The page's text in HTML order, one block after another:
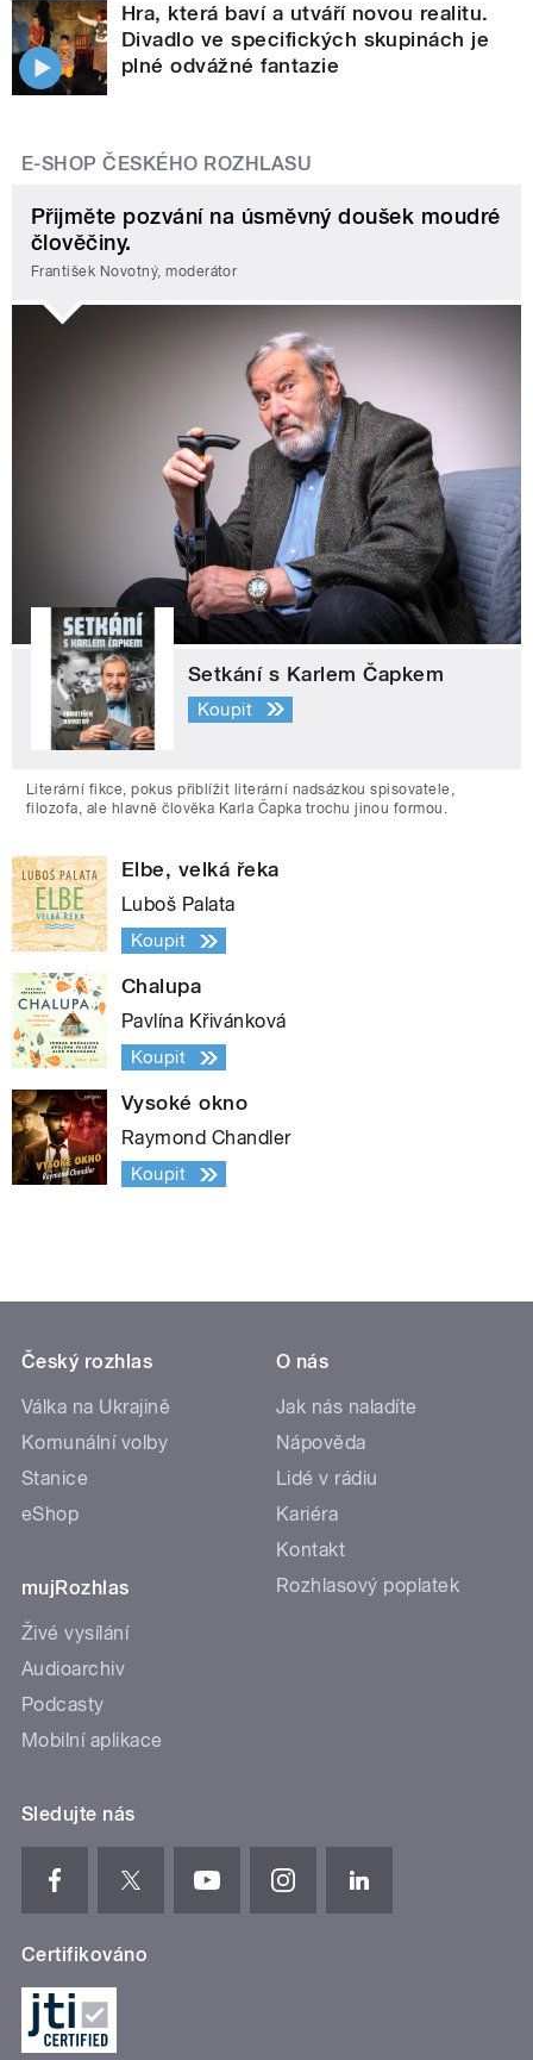
Hra, která baví a utváří novou realitu.
Divadlo ve specifických skupinách je
plné odvážné fantazie
E-SHOP ČESKÉHO ROZHLASU
Přijměte pozvání na úsměvný doušek moudré
člověčiny.
František Novotný, moderátor
Setkání s Karlem Čapkem
Koupit
Literární fikce, pokus přiblížit literární nadsázkou spisovatele,
filozofa, ale hlavně člověka Karla Čapka trochu jinou formou.
Elbe, velká řeka
Luboš Palata
Koupit
Chalupa
Pavlína Křivánková
Koupit
Vysoké okno
Raymond Chandler
Koupit
Český rozhlas
Válka na Ukrajině
Komunální volby
Stanice
eShop
mujRozhlas
Živé vysílání
Audioarchiv
Podcasty
Mobilní aplikace
O nás
Jak nás naladíte
Nápověda
Lidé v rádiu
Kariéra
Kontakt
Rozhlasový poplatek
Sledujte nás
Certifikováno